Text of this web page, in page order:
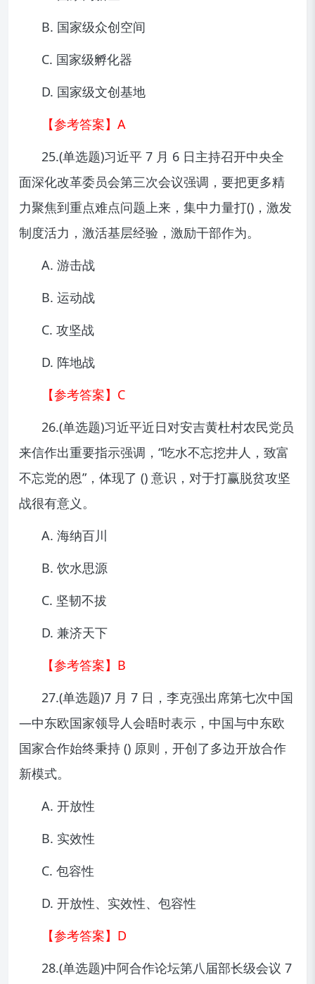
B. 国家级众创空间
C. 国家级孵化器
D. 国家级文创基地
【参考答案】A
25.(单选题)习近平 7 月 6 日主持召开中央全
面深化改革委员会第三次会议强调，要把更多精
力聚焦到重点难点问题上来，集中力量打()，激发
制度活力，激活基层经验，激励干部作为。
A. 游击战
B. 运动战
C. 攻坚战
D. 阵地战
【参考答案】C
26.(单选题)习近平近日对安吉黄杜村农民党员
来信作出重要指示强调，“吃水不忘挖井人，致富
不忘党的恩”，体现了 () 意识，对于打赢脱贫攻坚
战很有意义。
A. 海纳百川
B. 饮水思源
C. 坚韧不拔
D. 兼济天下
【参考答案】B
27.(单选题)7 月 7 日，李克强出席第七次中国
—中东欧国家领导人会晤时表示，中国与中东欧
国家合作始终秉持 () 原则，开创了多边开放合作
新模式。
A. 开放性
B. 实效性
C. 包容性
D. 开放性、实效性、包容性
【参考答案】D
28.(单选题)中阿合作论坛第八届部长级会议 7